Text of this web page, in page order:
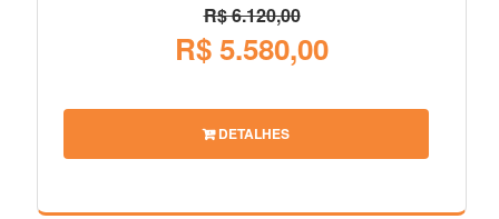
R$ 6.120,00
R$ 5.580,00
DETALHES